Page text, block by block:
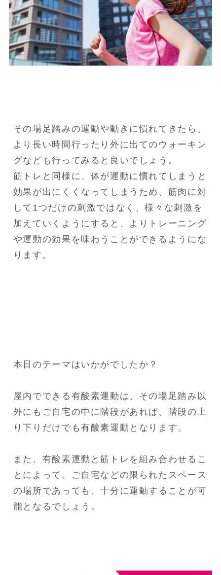
その場足踏みの運動や動きに慣れてきたら、
より長い時間行ったり外に出てのウォーキン
グなども行ってみると良いでしょう。
筋トレと同様に、体が運動に慣れてしまうと
効果が出にくくなってしまうため、筋肉に対
して1つだけの刺激ではなく、様々な刺激を
加えていくようにすると、よりトレーニング
や運動の効果を味わうことができるようにな
ります。
本日のテーマはいかがでしたか？
屋内でできる有酸素運動は、その場足踏み以
外にもご自宅の中に階段があれば、階段の上
り下りだけでも有酸素運動となります。
また、有酸素運動と筋トレを組み合わせるこ
とによって、ご自宅などの限られたスペース
の場所であっても、十分に運動することが可
能となるでしょう。